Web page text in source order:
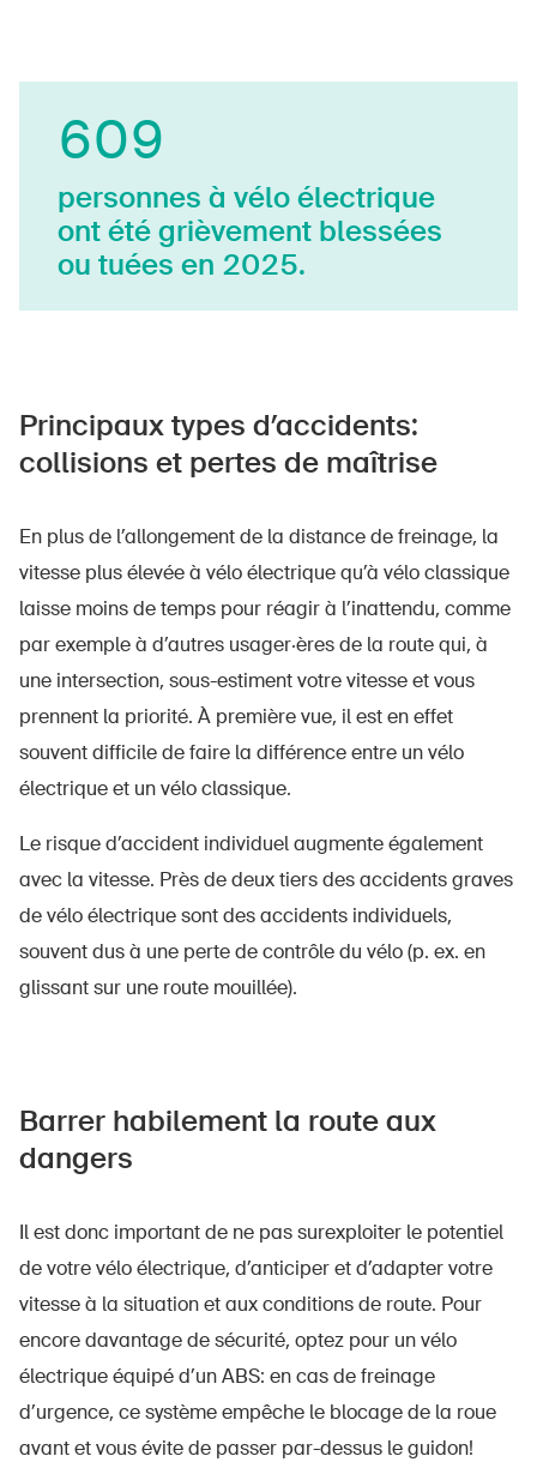
DE FR IT EN
610
personnes à vélo électrique
ont été grièvement blessées
ou tuées en 2025.
Principaux types d’accidents:
collisions et pertes de maîtrise
En plus de l’allongement de la distance de freinage, la
vitesse plus élevée à vélo électrique qu’à vélo classique
laisse moins de temps pour réagir à l’inattendu, comme
par exemple à d’autres usager·ères de la route qui, à
une intersection, sous-estiment votre vitesse et vous
prennent la priorité. À première vue, il est en effet
souvent difficile de faire la différence entre un vélo
électrique et un vélo classique.
Le risque d’accident individuel augmente également
avec la vitesse. Près de deux tiers des accidents graves
de vélo électrique sont des accidents individuels,
souvent dus à une perte de contrôle du vélo (p. ex. en
glissant sur une route mouillée).
Barrer habilement la route aux
dangers
Il est donc important de ne pas surexploiter le potentiel
de votre vélo électrique, d’anticiper et d’adapter votre
vitesse à la situation et aux conditions de route. Pour
encore davantage de sécurité, optez pour un vélo
électrique équipé d’un ABS: en cas de freinage
d’urgence, ce système empêche le blocage de la roue
avant et vous évite de passer par-dessus le guidon!